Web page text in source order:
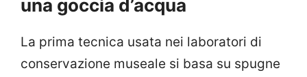
una goccia d’acqua
La prima tecnica usata nei laboratori di
conservazione museale si basa su spugne